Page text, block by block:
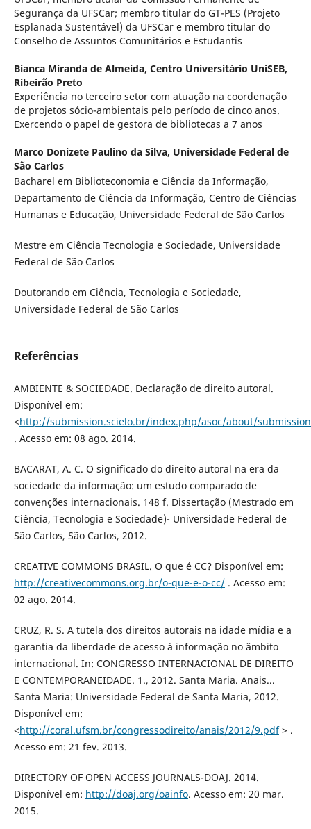
Segurança da UFSCar; membro titular do GT-PES (Projeto
Esplanada Sustentável) da UFSCar e membro titular do
Conselho de Assuntos Comunitários e Estudantis
Bianca Miranda de Almeida, Centro Universitário UniSEB,
Ribeirão Preto
Experiência no terceiro setor com atuação na coordenação
de projetos sócio-ambientais pelo período de cinco anos.
Exercendo o papel de gestora de bibliotecas a 7 anos
Marco Donizete Paulino da Silva, Universidade Federal de
São Carlos
Bacharel em Biblioteconomia e Ciência da Informação,
Departamento de Ciência da Informação, Centro de Ciências
Humanas e Educação, Universidade Federal de São Carlos
Mestre em Ciência Tecnologia e Sociedade, Universidade
Federal de São Carlos
Doutorando em Ciência, Tecnologia e Sociedade,
Universidade Federal de São Carlos
Referências
AMBIENTE & SOCIEDADE. Declaração de direito autoral.
Disponível em:
<http://submission.scielo.br/index.php/asoc/about/
. Acesso em: 08 ago. 2014.
BACARAT, A. C. O significado do direito autoral na era da
sociedade da informação: um estudo comparado de
convenções internacionais. 148 f. Dissertação (Mestrado em
Ciência, Tecnologia e Sociedade)- Universidade Federal de
São Carlos, São Carlos, 2012.
CREATIVE COMMONS BRASIL. O que é CC? Disponível em:
http://creativecommons.org.br/o-que-e-o-cc/. Acesso em:
02 ago. 2014.
CRUZ, R. S. A tutela dos direitos autorais na idade mídia e a
garantia da liberdade de acesso à informação no âmbito
internacional. In: CONGRESSO INTERNACIONAL DE DIREITO
E CONTEMPORANEIDADE. 1., 2012. Santa Maria. Anais...
Santa Maria: Universidade Federal de Santa Maria, 2012.
Disponível em:
<http://coral.ufsm.br/congressodireito/anais/2012/9.pdf> .
Acesso em: 21 fev. 2013.
DIRECTORY OF OPEN ACCESS JOURNALS-DOAJ. 2014.
Disponível em: http://doaj.org/oainfo. Acesso em: 20 mar.
2015.